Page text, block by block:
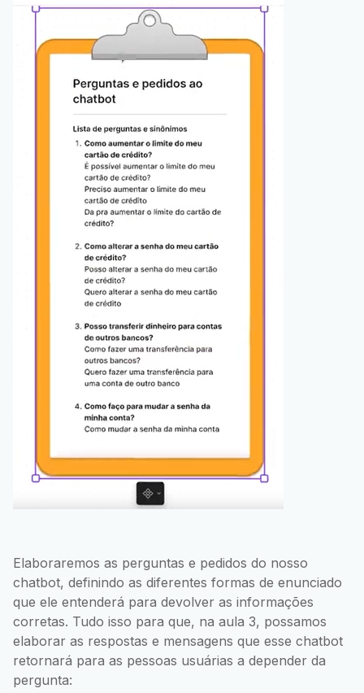
Elaboraremos as perguntas e pedidos do nosso
chatbot, definindo as diferentes formas de enunciado
que ele entenderá para devolver as informações
corretas. Tudo isso para que, na aula 3, possamos
elaborar as respostas e mensagens que esse chatbot
retornará para as pessoas usuárias a depender da
pergunta: